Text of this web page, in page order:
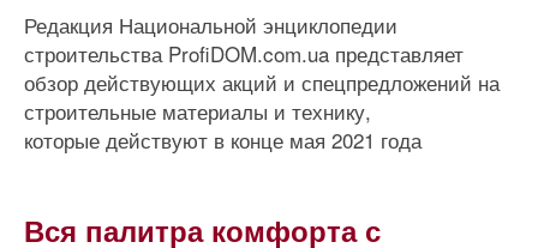
Редакция Национальной энциклопедии
строительства ProfiDOM.com.ua представляет
обзор действующих акций и спецпредложений на
строительные материалы и технику,
которые действуют в конце мая 2021 года
Вся палитра комфорта с